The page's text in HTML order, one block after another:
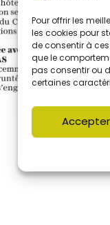
Pour offrir les
les cookies pour
de consentir à
que le
pas consentir ou
certaines
Accepter